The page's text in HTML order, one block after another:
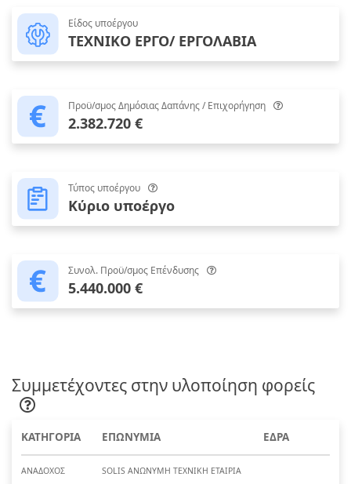
Είδος υποέργου
ΤΕΧΝΙΚΟ ΕΡΓΟ/ ΕΡΓΟΛΑΒΙΑ
Προϋ/σμος Δημόσιας Δαπάνης / Επιχορήγηση
2.382.720 €
Τύπος υποέργου
Κύριο υποέργο
Συνολ. Προϋ/σμος Επένδυσης
5.440.000 €
Συμμετέχοντες στην υλοποίηση φορείς
ΚΑΤΗΓΟΡΙΑ ΕΠΩΝΥΜΙΑ ΕΔΡΑ
ΑΝΑΔΟΧΟΣ SOLIS ΑΝΩΝΥΜΗ ΤΕΧΝΙΚΗ ΕΤΑΙΡΙΑ